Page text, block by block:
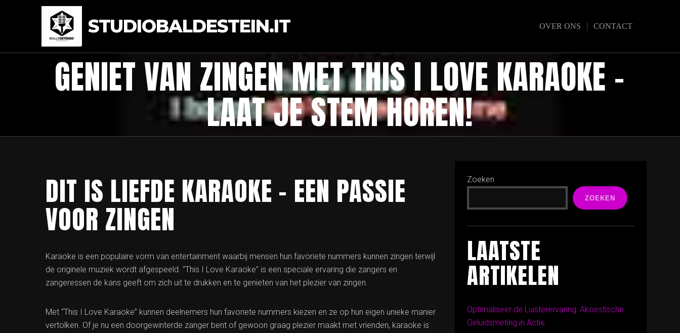
STUDIOBALDESTEIN.IT OVER ONS CONTACT
GENIET VAN ZINGEN MET THIS I LOVE KARAOKE –
LAAT JE STEM HOREN!
DIT IS LIEFDE KARAOKE – EEN PASSIE
VOOR ZINGEN
Karaoke is een populaire vorm van entertainment waarbij mensen hun favoriete nummers kunnen zingen terwijl
de originele muziek wordt afgespeeld. “This I Love Karaoke” is een speciale ervaring die zangers en
zangeressen de kans geeft om zich uit te drukken en te genieten van het plezier van zingen.
Met “This I Love Karaoke” kunnen deelnemers hun favoriete nummers kiezen en ze op hun eigen unieke manier
vertolken. Of je nu een doorgewinterde zanger bent of gewoon graag plezier maakt met vrienden, karaoke is
Zoeken
ZOEKEN
LAATSTE
ARTIKELEN
Optimaliseer de Luisterervaring: Akoestische
Geluidsmeting in Actie